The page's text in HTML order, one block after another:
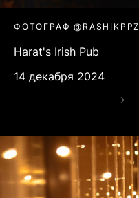
ФОТОГРАФ @RASHIKPPZ
Harat's Irish Pub
14 декабря 2024